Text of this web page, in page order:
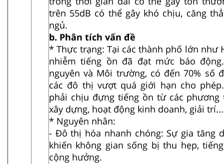
trên 55dB có thể gây khó chịu, căng
ngủ.
b. Phân tích vấn đề
* Thực trạng: Tại các thành phố lớn như
nhiễm tiếng ồn đã đạt mức báo
nguyên và Môi trường, có đến 70% số
các đô thị vượt quá giới hạn cho
phải chịu đựng tiếng ồn từ các
xây dựng, hoạt động kinh doanh, giải trí...
* Nguyên nhân:
- Đô thị hóa nhanh chóng: Sự gia tăng
khiến không gian sống bị thu hẹp,
cộng hưởng.